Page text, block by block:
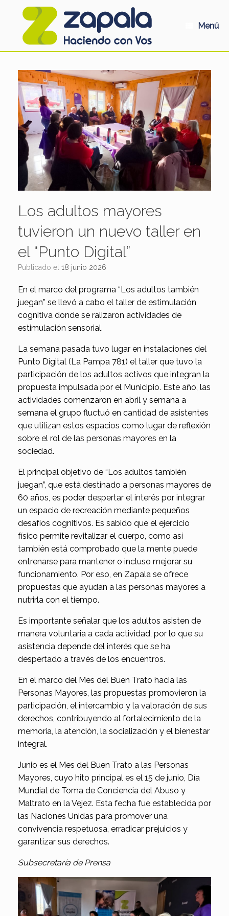
Menú
Los adultos mayores
tuvieron un nuevo taller en
el “Punto Digital”
Publicado el 18 junio 2026
En el marco del programa “Los adultos también
juegan” se llevó a cabo el taller de estimulación
cognitiva donde se ralizaron actividades de
estimulación sensorial.
La semana pasada tuvo lugar en instalaciones del
Punto Digital (La Pampa 781) el taller que tuvo la
participación de los adultos activos que integran la
propuesta impulsada por el Municipio. Este año, las
actividades comenzaron en abril y semana a
semana el grupo fluctuó en cantidad de asistentes
que utilizan estos espacios como lugar de reflexión
sobre el rol de las personas mayores en la
sociedad.
El principal objetivo de “Los adultos también
juegan”, que está destinado a personas mayores de
60 años, es poder despertar el interés por integrar
un espacio de recreación mediante pequeños
desafíos cognitivos. Es sabido que el ejercicio
físico permite revitalizar el cuerpo, como así
también está comprobado que la mente puede
entrenarse para mantener o incluso mejorar su
funcionamiento. Por eso, en Zapala se ofrece
propuestas que ayudan a las personas mayores a
nutrirla con el tiempo.
Es importante señalar que los adultos asisten de
manera voluntaria a cada actividad, por lo que su
asistencia depende del interés que se ha
despertado a través de los encuentros.
En el marco del Mes del Buen Trato hacia las
Personas Mayores, las propuestas promovieron la
participación, el intercambio y la valoración de sus
derechos, contribuyendo al fortalecimiento de la
memoria, la atención, la socialización y el bienestar
integral.
Junio es el Mes del Buen Trato a las Personas
Mayores, cuyo hito principal es el 15 de junio, Día
Mundial de Toma de Conciencia del Abuso y
Maltrato en la Vejez. Esta fecha fue establecida por
las Naciones Unidas para promover una
convivencia respetuosa, erradicar prejuicios y
garantizar sus derechos.
Subsecretaría de Prensa